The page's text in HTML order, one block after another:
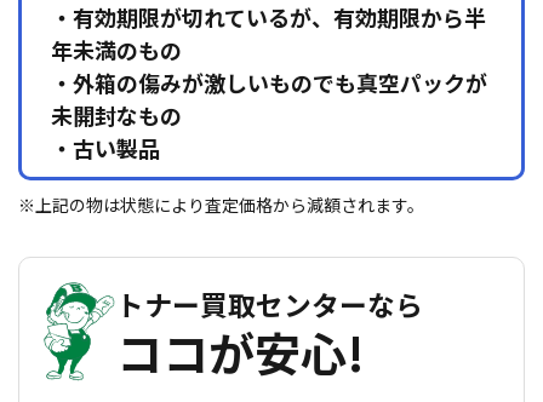
・有効期限が切れているが、有効期限から半
年未満のもの
・外箱の傷みが激しいものでも真空パックが
未開封なもの
・古い製品
※上記の物は状態により査定価格から減額されます。
トナー買取センターなら
ココが安心!